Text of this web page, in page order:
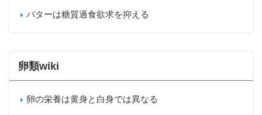
バターは糖質過食欲求を抑える
卵類wiki
卵の栄養は黄身と白身では異なる